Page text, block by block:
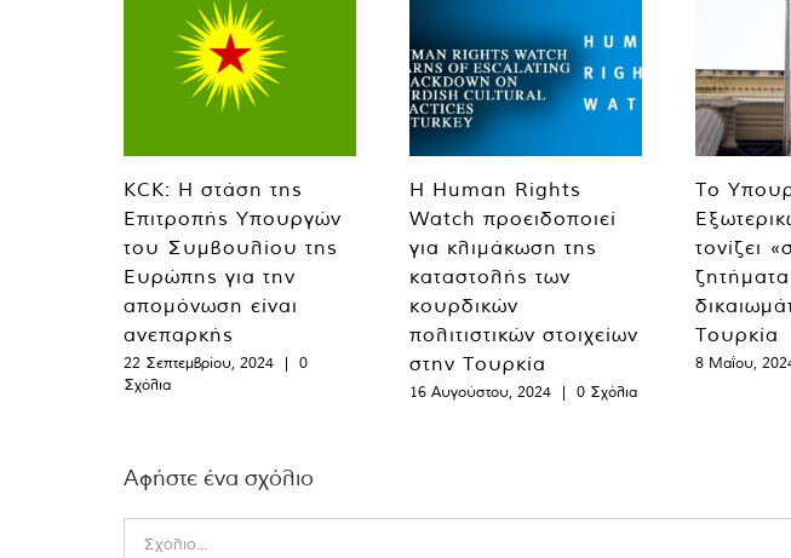
KCK: Η στάση της
Επιτροπής Υπουργών
του Συμβουλίου της
Ευρώπης για την
απομόνωση είναι
ανεπαρκής
22 Σεπτεμβρίου, 2024 |
0
Σχόλια
Η Human Rights
Watch προειδοποιεί
για κλιμάκωση της
καταστολής των
κουρδικών
πολιτιστικών στοιχείων
στην Τουρκία
16 Αυγούστου, 2024 | 0 Σχόλια
Το
τονίζει
Τουρκία
8 Μαΐου,
Αφήστε ένα σχόλιο